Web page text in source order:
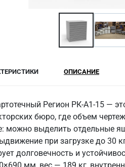
ОПИСАНИЕ
Регион РК-А1-15 —
бюро, где объем
можно выделить отдельные
при загрузке до 30
долговечность и